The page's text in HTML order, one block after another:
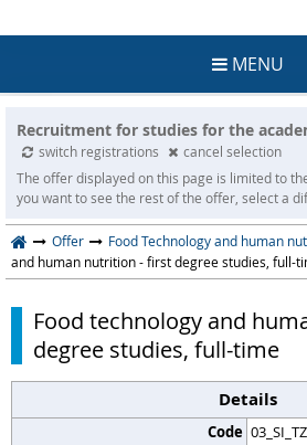
MENU
Recruitment for studies for the
switch registrations
cancel selection
The offer displayed on this page is limited to
you want to see the rest of the offer, select a
Offer Food Technology and human
and human nutrition - first degree studies, full-
Food technology and
degree studies, full-time
Details
Code